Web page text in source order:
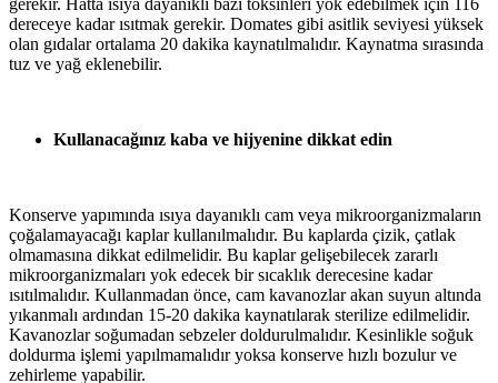
dereceye kadar ısıtmak gerekir. Domates gibi asitlik seviyesi yüksek
olan gıdalar ortalama 20 dakika kaynatılmalıdır. Kaynatma sırasında
tuz ve yağ eklenebilir.
Kullanacağınız kaba ve hijyenine dikkat edin
Konserve yapımında ısıya dayanıklı cam veya mikroorganizmaların
çoğalamayacağı kaplar kullanılmalıdır. Bu kaplarda çizik, çatlak
olmamasına dikkat edilmelidir. Bu kaplar gelişebilecek zararlı
mikroorganizmaları yok edecek bir sıcaklık derecesine kadar
ısıtılmalıdır. Kullanmadan önce, cam kavanozlar akan suyun altında
yıkanmalı ardından 15-20 dakika kaynatılarak sterilize edilmelidir.
Kavanozlar soğumadan sebzeler doldurulmalıdır. Kesinlikle soğuk
doldurma işlemi yapılmamalıdır yoksa konserve hızlı bozulur ve
zehirleme yapabilir.